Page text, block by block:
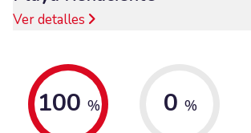
Ver detalles
100 % 0 %